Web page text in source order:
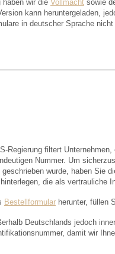
haben wir die Vollmacht sowie
kann heruntergeladen,
in deutscher Sprache nicht
Regierung filtert
Nummer. Um
wurde, haben Sie
die als vertrauliche
Bestellformular herunter, füllen
Deutschlands jedoch
damit wir